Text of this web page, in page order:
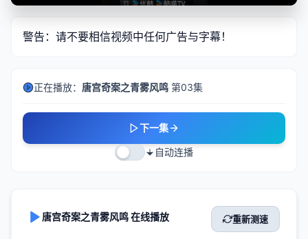
警告：请不要相信视频中任何广告与字幕！
正在播放： 唐宫奇案之青雾风鸣 第03集
下一集
自动连播
唐宫奇案之青雾风鸣 在线播放 重新测速